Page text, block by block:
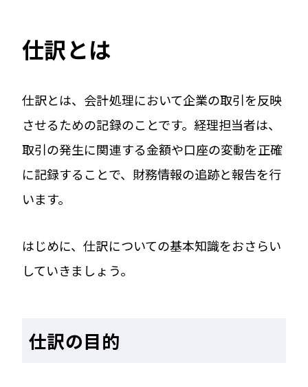
仕訳とは
仕訳とは、会計処理において企業の取引を反映
させるための記録のことです。経理担当者は、
取引の発生に関連する金額や口座の変動を正確
に記録することで、財務情報の追跡と報告を行
います。
はじめに、仕訳についての基本知識をおさらい
していきましょう。
仕訳の目的